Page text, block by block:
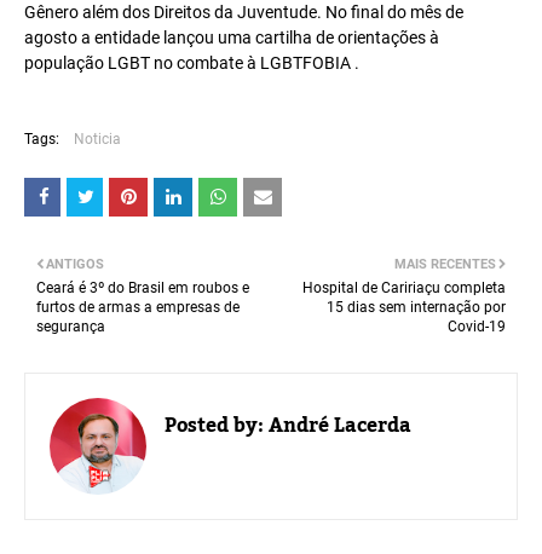
Gênero além dos Direitos da Juventude. No final do mês de
agosto a entidade lançou uma cartilha de orientações à
população LGBT no combate à LGBTFOBIA .
Tags: Noticia
MAIS RECENTES
Hospital de Caririaçu completa
15 dias sem internação por
Covid-19
ANTIGOS
Ceará é 3º do Brasil em roubos e
furtos de armas a empresas de
segurança
Posted by:André Lacerda